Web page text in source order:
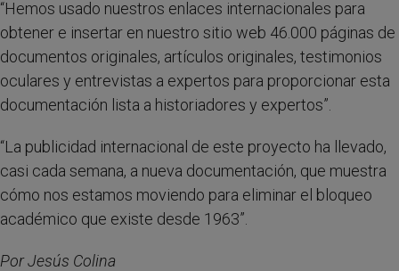
“Hemos usado nuestros enlaces internacionales para
obtener e insertar en nuestro sitio web 46.000 páginas de
documentos originales, artículos originales, testimonios
oculares y entrevistas a expertos para proporcionar esta
documentación lista a historiadores y expertos”.
“La publicidad internacional de este proyecto ha llevado,
casi cada semana, a nueva documentación, que muestra
cómo nos estamos moviendo para eliminar el bloqueo
académico que existe desde 1963”.
Por Jesús Colina